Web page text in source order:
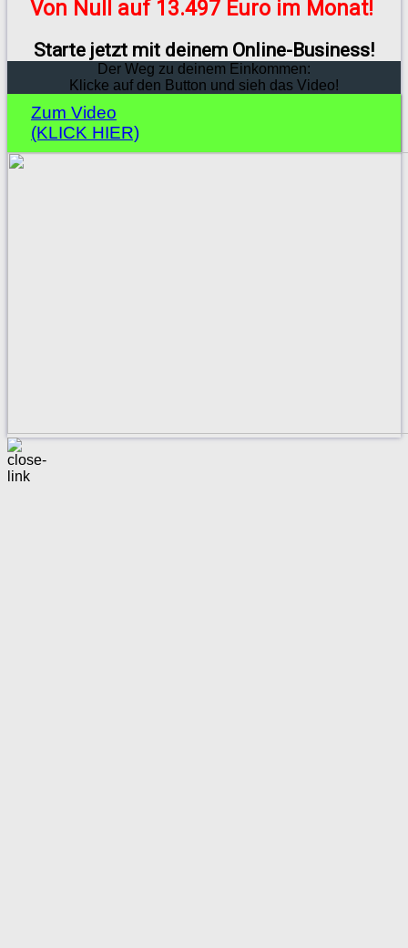
Von Null auf 13.497 Euro im Monat!
Starte jetzt mit deinem Online-Business!
Der Weg zu deinem Einkommen:
Klicke auf den Button und sieh das Video!
Zum Video
(KLICK HIER)